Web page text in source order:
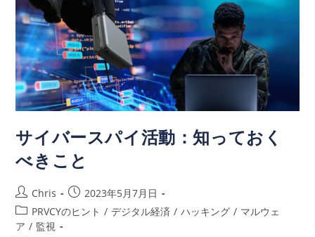
サイバースパイ活動：知っておく
べきこと
Chris
2023年5月7月日
PRVCYのヒント / デジタル経済 / ハッキング / マルウェ
ア / 監視